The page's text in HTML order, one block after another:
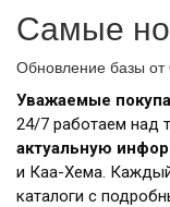
Самые
Обновление базы
Уважаемые
24/7 работаем над
актуальную
и Каа-Хема.
каталоги с